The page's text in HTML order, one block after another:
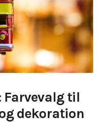
Farvevalg til
dekoration